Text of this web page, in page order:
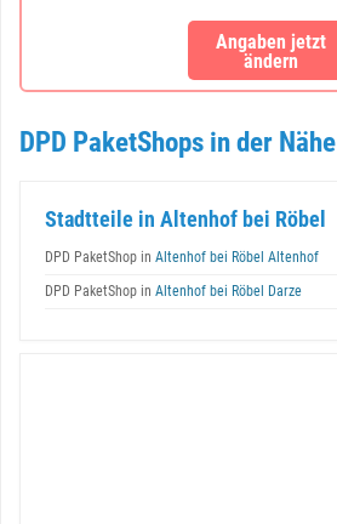
Angaben jetzt
ändern
DPD PaketShops in der Nähe
Stadtteile in Altenhof bei Röbel
DPD PaketShop in Altenhof bei Röbel Altenhof
DPD PaketShop in Altenhof bei Röbel Darze